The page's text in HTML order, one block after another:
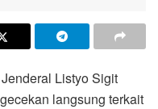
Listyo Sigit
langsung terkait